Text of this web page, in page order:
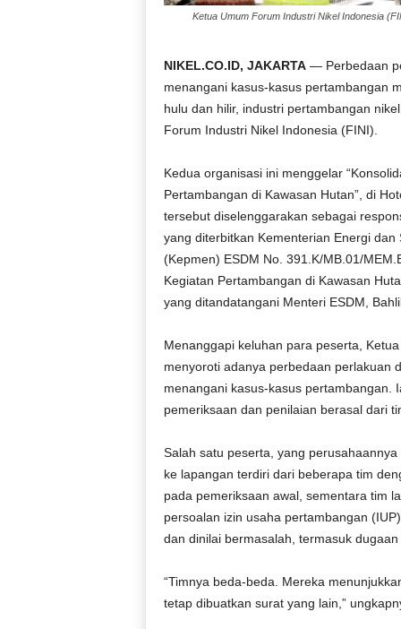
Ketua Umum Forum Industri Nikel Indonesia
NIKEL.CO.ID, JAKARTA— Perbedaan
menangani kasus-kasus pertambangan
hulu dan hilir, industri pertambangan
Forum Industri Nikel Indonesia (FINI).
Kedua organisasi ini menggelar
Pertambangan di Kawasan Hutan”, di
tersebut diselenggarakan sebagai
yang diterbitkan Kementerian Energi
(Kepmen) ESDM No. 391.K/MB.01/
Kegiatan Pertambangan di Kawasan
yang ditandatangani Menteri ESDM,
Menanggapi keluhan para peserta,
menyoroti adanya perbedaan perlakuan
menangani kasus-kasus pertambangan.
pemeriksaan dan penilaian berasal dari
Salah satu peserta, yang
ke lapangan terdiri dari beberapa tim
pada pemeriksaan awal, sementara tim
persoalan izin usaha pertambangan
dan dinilai bermasalah, termasuk
“Timnya beda-beda. Mereka
tetap dibuatkan surat yang lain,”